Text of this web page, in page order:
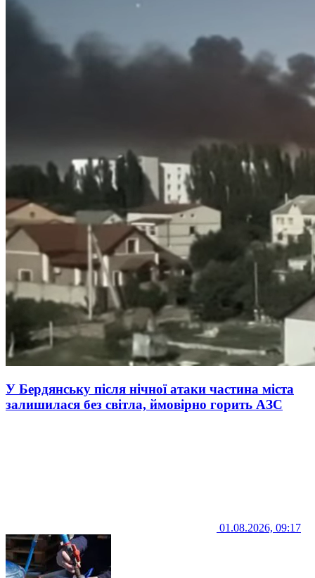
У Бердянську після нічної атаки частина міста
залишилася без світла, ймовірно горить АЗС
01.08.2026, 09:17